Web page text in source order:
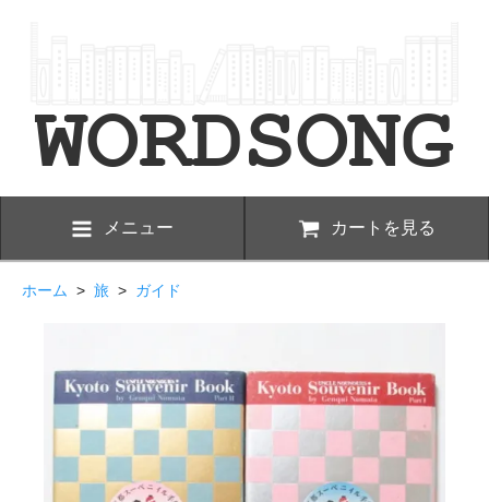
メニュー カートを見る
ホーム > 旅 > ガイド